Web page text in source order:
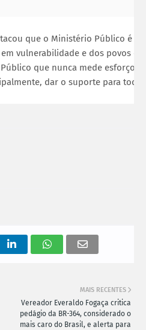
que o Ministério Público é
vulnerabilidade e dos povos
que nunca mede esforços
dar o suporte para
MAIS RECENTES
Vereador Everaldo Fogaça critica
pedágio da BR-364, considerado o
mais caro do Brasil, e alerta para